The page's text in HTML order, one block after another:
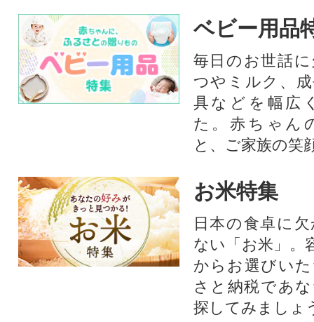
ベビー用品
毎日のお世話
つやミルク、
具などを幅広
た。赤ちゃん
と、ご家族の笑
お米特集
日本の食卓に
ない「お米」。
からお選びい
さと納税であ
探してみましょ